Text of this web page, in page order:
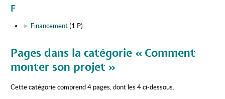
F
► Financement ‎(1 P)
Pages dans la catégorie « Comment
monter son projet »
Cette catégorie comprend 4 pages, dont les 4 ci-dessous.